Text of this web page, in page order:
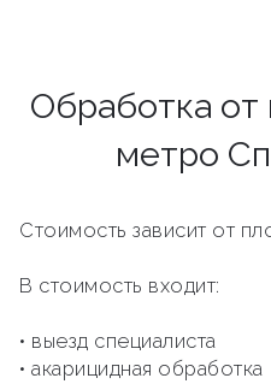
Обработка
метро
Стоимость зависит от
В стоимость входит:
• выезд специалиста
• акарицидная обработка